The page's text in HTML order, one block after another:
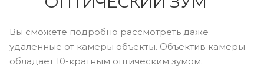
Вы сможете подробно рассмотреть даже
удаленные от камеры объекты. Объектив камеры
обладает 10-кратным оптическим зумом.